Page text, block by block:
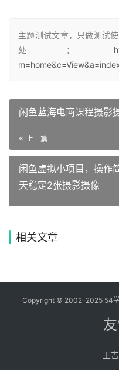
主题测试文章，只做测试
处：
闲鱼蓝海电商课程摄影
上一篇
闲鱼虚拟小项目，操作
天稳定2张摄影摄像
相关文章
Copyright © 2002-2025 54学
王